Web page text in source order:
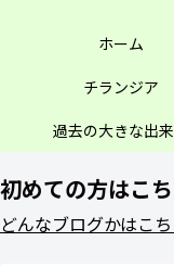
ホーム
チランジア
過去の大きな出
初めての方はこ
どんなブログかはこち